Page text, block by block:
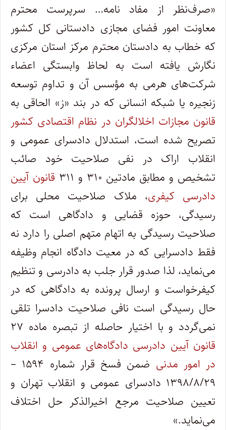
«صرف‌نظر از مفاد نامه… سرپرست محترم
معاونت امور فضای مجازی دادستانی کل کشور
که خطاب به دادستان محترم مرکز استان مرکزی
نگارش یافته است به لحاظ وابستگی اعضاء
شرکت‌های هرمی به مؤسس آن و تداوم توسعه
زنجیره یا شبکه انسانی که در بند «ز» الحاقی به
قانون مجازات اخلالگران در نظام اقتصادی کشور
تصریح شده است، استدلال دادسرای عمومی و
انقلاب اراک در نفی صلاحیت خود صائب
تشخیص و مطابق مادتین ۳۱۰ و ۳۱۱
قانون آیین
دادرسی کیفری، ملاک صلاحیت محلی برای
رسیدگی، حوزه قضایی و دادگاهی است که
صلاحیت رسیدگی به اتهام متهم اصلی را دارد نه
فقط دادسرایی که در معیت دادگاه انجام وظیفه
می‌نماید، لذا صدور قرار جلب به دادرسی و تنظیم
کیفرخواست و ارسال پرونده به دادگاهی که در
حال رسیدگی است نافی صلاحیت دادسرا تلقی
نمی‌گردد و با اختیار حاصله از تبصره ماده ۲۷
قانون آیین دادرسی دادگاه‌های عمومی و انقلاب
در امور مدنی
ضمن فسخ قرار شماره ۱۵۹۴ –
۱۳۹۸/۸/۲۹ دادسرای عمومی و انقلاب تهران و
تعیین صلاحیت مرجع اخیرالذکر حل اختلاف
می‌نماید.»